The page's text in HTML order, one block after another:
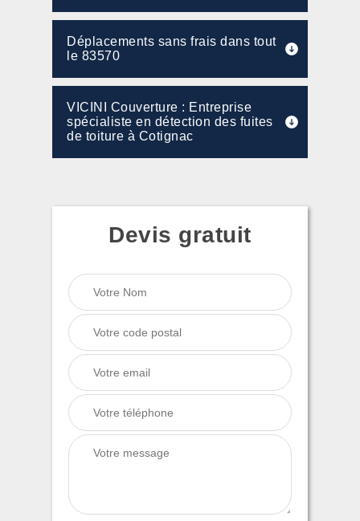
Déplacements sans frais dans tout
le 83570
VICINI Couverture : Entreprise
spécialiste en détection des fuites
de toiture à Cotignac
Devis gratuit